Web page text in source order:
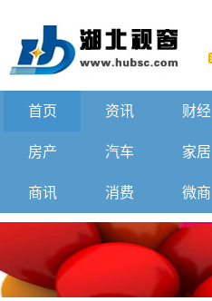
首页 资讯 财经
房产 汽车 家居
商讯 消费 微商